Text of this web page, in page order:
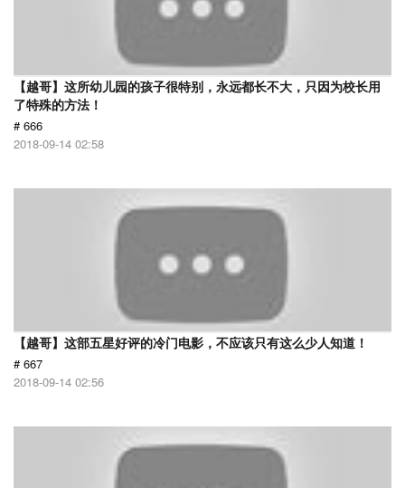
【越哥】这所幼儿园的孩子很特别，永远都长不大，只因为校长用
了特殊的方法！
# 666
2018-09-14 02:58
【越哥】这部五星好评的冷门电影，不应该只有这么少人知道！
# 667
2018-09-14 02:56